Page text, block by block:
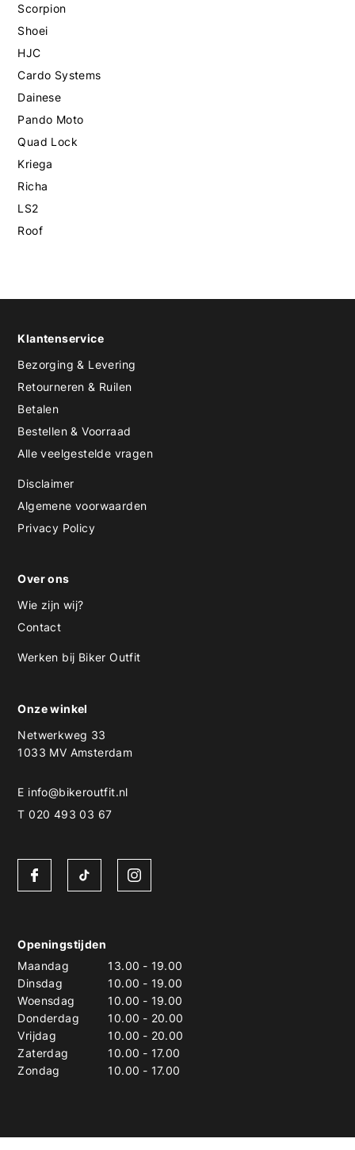
Scorpion
Shoei
HJC
Cardo Systems
Dainese
Pando Moto
Quad Lock
Kriega
Richa
LS2
Roof
Klantenservice
Bezorging & Levering
Retourneren & Ruilen
Betalen
Bestellen & Voorraad
Alle veelgestelde vragen
Disclaimer
Algemene voorwaarden
Privacy Policy
Over ons
Wie zijn wij?
Contact
Werken bij Biker Outfit
Onze winkel
Netwerkweg 33
1033 MV Amsterdam
E info@bikeroutfit.nl
T 020 493 03 67
Openingstijden
Maandag
13.00 - 19.00
Dinsdag
10.00 - 19.00
Woensdag
10.00 - 19.00
Donderdag
10.00 - 20.00
Vrijdag
10.00 - 20.00
Zaterdag
10.00 - 17.00
Zondag
10.00 - 17.00